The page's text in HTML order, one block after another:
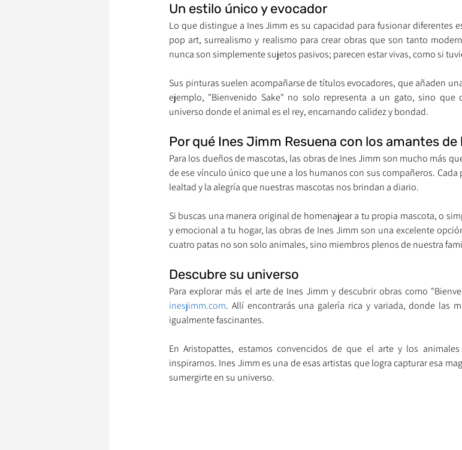
Un estilo único y evocador
Lo que distingue a Ines Jimm es su capacidad para fusionar diferentes
pop art, surrealismo y realismo para crear obras que son tanto
nunca son simplemente sujetos pasivos; parecen estar vivas, como si
Sus pinturas suelen acompañarse de títulos evocadores, que añaden
ejemplo, "Bienvenido Sake" no solo representa a un gato, sino que
universo donde el animal es el rey, encarnando calidez y bondad.
Por qué Ines Jimm Resuena con los amantes de
Para los dueños de mascotas, las obras de Ines Jimm son mucho más
de ese vínculo único que une a los humanos con sus compañeros.
lealtad y la alegría que nuestras mascotas nos brindan a diario.
Si buscas una manera original de homenajear a tu propia mascota, o
y emocional a tu hogar, las obras de Ines Jimm son una excelente
cuatro patas no son solo animales, sino miembros plenos de nuestra
Descubre su universo
inesjimm.com. Allí encontrarás una galería rica y variada, donde las
igualmente fascinantes.
En Aristopattes, estamos convencidos de que el arte y los
inspirarnos. Ines Jimm es una de esas artistas que logra capturar esa
sumergirte en su universo.